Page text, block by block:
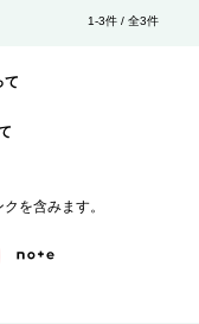
1-3件 / 全3件
て
を含みます。